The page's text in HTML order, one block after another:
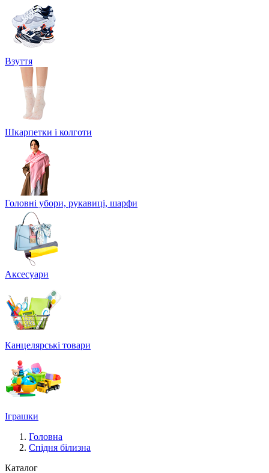
Взуття
Шкарпетки і колготи
Головні убори, рукавиці, шарфи
Аксесуари
Канцелярські товари
Іграшки
Головна
Спідня білизна
Каталог